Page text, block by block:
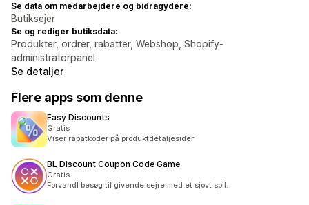
Se data om medarbejdere og bidragydere:
Butiksejer
Se og rediger butiksdata:
Produkter, ordrer, rabatter, Webshop, Shopify-
administratorpanel
Se detaljer
Flere apps som denne
Easy Discounts
Gratis
Viser rabatkoder på produktdetaljesider
BL Discount Coupon Code Game
Gratis
Forvandl besøg til givende sejre med et sjovt spil.